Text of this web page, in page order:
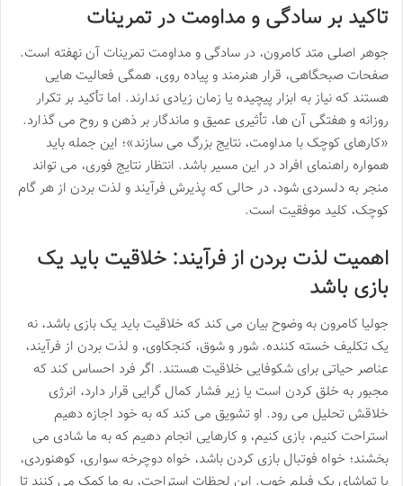
تاکید بر سادگی و مداومت در تمرینات
جوهر اصلی متد کامرون، در سادگی و مداومت تمرینات آن نهفته است.
صفحات صبحگاهی، قرار هنرمند و پیاده روی، همگی فعالیت هایی
هستند که نیاز به ابزار پیچیده یا زمان زیادی ندارند. اما تأکید بر تکرار
روزانه و هفتگی آن ها، تأثیری عمیق و ماندگار بر ذهن و روح می گذارد.
«کارهای کوچک با مداومت، نتایج بزرگ می سازند»؛ این جمله باید
همواره راهنمای افراد در این مسیر باشد. انتظار نتایج فوری، می تواند
منجر به دلسردی شود، در حالی که پذیرش فرآیند و لذت بردن از هر گام
کوچک، کلید موفقیت است.
اهمیت لذت بردن از فرآیند: خلاقیت باید یک
بازی باشد
جولیا کامرون به وضوح بیان می کند که خلاقیت باید یک بازی باشد، نه
یک تکلیف خسته کننده. شور و شوق، کنجکاوی، و لذت بردن از فرآیند،
عناصر حیاتی برای شکوفایی خلاقیت هستند. اگر فرد احساس کند که
مجبور به خلق کردن است یا زیر فشار کمال گرایی قرار دارد، انرژی
خلاقش تحلیل می رود. او تشویق می کند که به خود اجازه دهیم
استراحت کنیم، بازی کنیم، و کارهایی انجام دهیم که به ما شادی می
بخشند؛ خواه فوتبال بازی کردن باشد، خواه دوچرخه سواری، کوهنوردی،
یا تماشای یک فیلم خوب. این لحظات استراحت، به ما کمک می کنند تا